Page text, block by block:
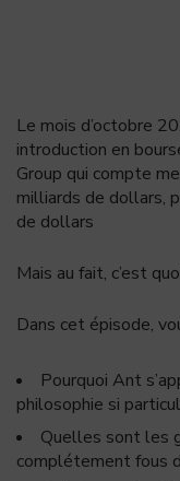
Le mois d’octobre
introduction en
Group qui compte
milliards de dollars,
de dollars
Mais au fait, c’est
Dans cet épisode,
Pourquoi Ant
philosophie si
Quelles sont les
complétement fous